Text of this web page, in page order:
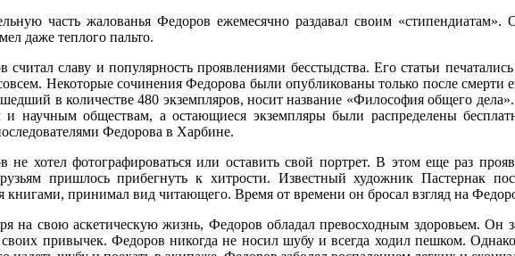
часть жалованья Федоров ежемесячно раздавал своим
даже теплого пальто.
считал славу и популярность проявлениями бесстыдства. Его статьи
Некоторые сочинения Федорова были опубликованы только после
в количестве 480 экземпляров, носит название «Философия общего
и научным обществам, а остающиеся экземпляры были распределены
Федорова в Харбине.
не хотел фотографироваться или оставить свой портрет. В этом еще раз
пришлось прибегнуть к хитрости. Известный художник Пастернак
книгами, принимал вид читающего. Время от времени он бросал взгляд на
на свою аскетическую жизнь, Федоров обладал превосходным здоровьем. Он
своих привычек. Федоров никогда не носил шубу и всегда ходил пешком.